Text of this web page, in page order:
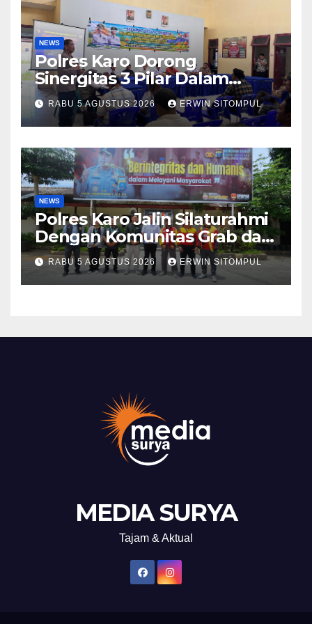
NEWS
Polres Karo Dorong
Sinergitas 3 Pilar Dalam
Pelatihan Pencengahan dan
Mitigasi Bencana Tahun 2026
RABU 5 AGUSTUS 2026 ERWIN SITOMPUL
NEWS
Polres Karo Jalin Silaturahmi
Dengan Komunitas Grab dan
Giseh, Perkuat Sinergi Jaga
Kamtibmas Jelang HUT RI
ke-81
RABU 5 AGUSTUS 2026 ERWIN SITOMPUL
MEDIA SURYA
Tajam & Aktual